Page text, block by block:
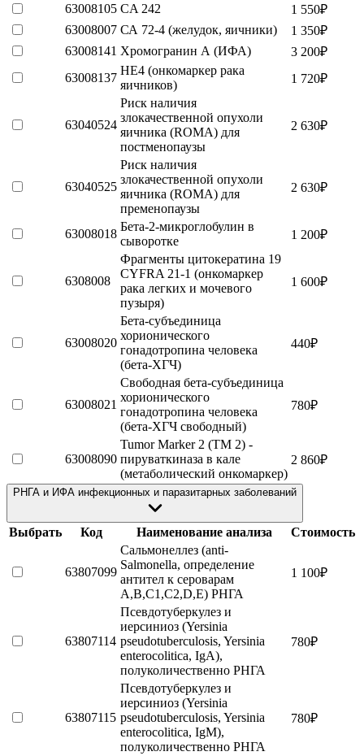
63008105 CA 242 1 550₽
63008007 СА 72-4 (желудок, яичники) 1 350₽
63008141 Хромогранин А (ИФА) 3 200₽
63008137
HE4 (онкомаркер рака
яичников)
1 720₽
63040524
Риск наличия
злокачественной опухоли
яичника (ROMA) для
постменопаузы
2 630₽
63040525
Риск наличия
злокачественной опухоли
яичника (ROMA) для
пременопаузы
2 630₽
63008018
Бета-2-микроглобулин в
сыворотке
1 200₽
6308008
Фрагменты цитокератина 19
CYFRA 21-1 (онкомаркер
рака легких и мочевого
пузыря)
1 600₽
63008020
Бета-субъединица
хорионического
гонадотропина человека
(бета-ХГЧ)
440₽
63008021
Свободная бета-субъединица
хорионического
гонадотропина человека
(бета-ХГЧ свободный)
780₽
63008090
Tumor Marker 2 (TM 2) -
пируваткиназа в кале
(метаболический онкомаркер)
2 860₽
РНГА и ИФА инфекционных и паразитарных заболеваний
Выбрать Код Наименование анализа Стоимость
63807099
Сальмонеллез (anti-
Salmonella, определение
антител к сероварам
A,B,C1,C2,D,E) РНГА
1 100₽
63807114
Псевдотуберкулез и
иерсиниоз (Yersinia
pseudotuberculosis, Yersinia
enterocolitica, IgА),
полуколичественно РНГА
780₽
63807115
Псевдотуберкулез и
иерсиниоз (Yersinia
pseudotuberculosis, Yersinia
enterocolitica, IgM),
полуколичественно РНГА
780₽